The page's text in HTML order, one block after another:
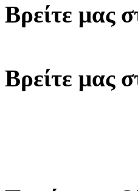
Βρείτε μας
Βρείτε μας